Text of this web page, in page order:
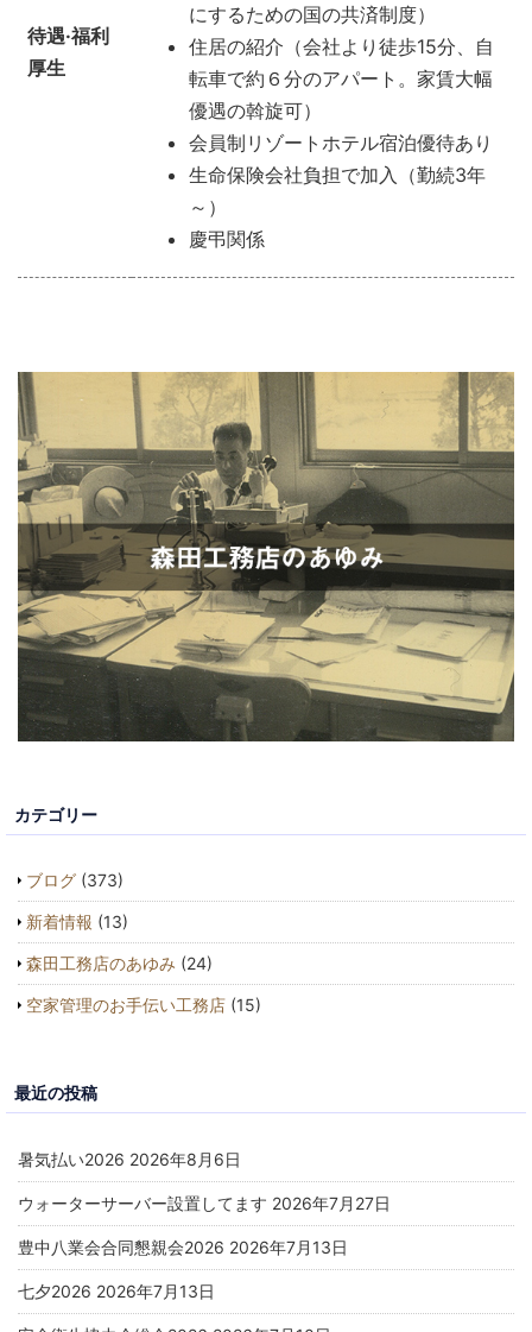
待遇·福利
厚生
にするための国の共済制度）
住居の紹介（会社より徒歩15分、自
転車で約６分のアパート。家賃大幅
優遇の斡旋可）
会員制リゾートホテル宿泊優待あり
生命保険会社負担で加入（勤続3年
～）
慶弔関係
カテゴリー
ブログ (373)
新着情報 (13)
森田工務店のあゆみ (24)
空家管理のお手伝い工務店 (15)
最近の投稿
暑気払い2026 2026年8月6日
ウォーターサーバー設置してます 2026年7月27日
豊中八業会合同懇親会2026 2026年7月13日
七夕2026 2026年7月13日